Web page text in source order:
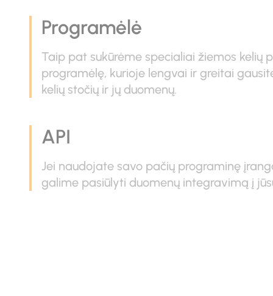
Programėlė
Taip pat sukūrėme specialiai žiemos kelių
programėlę, kurioje lengvai ir greitai
kelių stočių ir jų duomenų.
API
Jei naudojate savo pačių programinę
galime pasiūlyti duomenų integravimą į